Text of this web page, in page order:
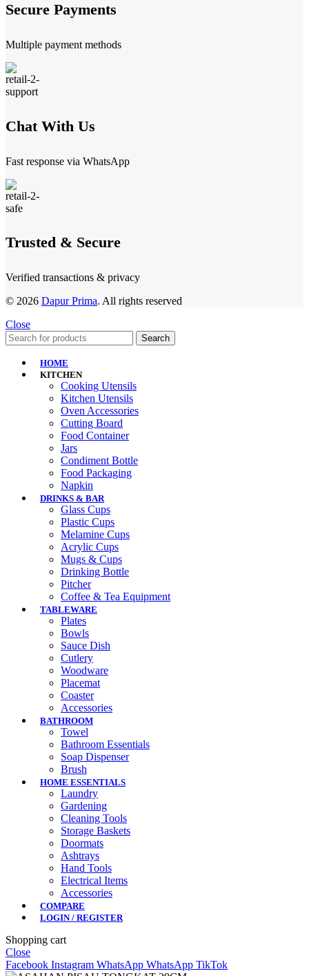
Secure Payments
Multiple payment methods
Chat With Us
Fast response via WhatsApp
Trusted & Secure
Verified transactions & privacy
© 2026 Dapur Prima. All rights reserved
Close
Search
HOME
KITCHEN
Cooking Utensils
Kitchen Utensils
Oven Accessories
Cutting Board
Food Container
Jars
Condiment Bottle
Food Packaging
Napkin
DRINKS & BAR
Glass Cups
Plastic Cups
Melamine Cups
Acrylic Cups
Mugs & Cups
Drinking Bottle
Pitcher
Coffee & Tea Equipment
TABLEWARE
Plates
Bowls
Sauce Dish
Cutlery
Woodware
Placemat
Coaster
Accessories
BATHROOM
Towel
Bathroom Essentials
Soap Dispenser
Brush
HOME ESSENTIALS
Laundry
Gardening
Cleaning Tools
Storage Baskets
Doormats
Ashtrays
Hand Tools
Electrical Items
Accessories
COMPARE
LOGIN / REGISTER
Shopping cart
Close
Facebook Instagram WhatsApp WhatsApp TikTok